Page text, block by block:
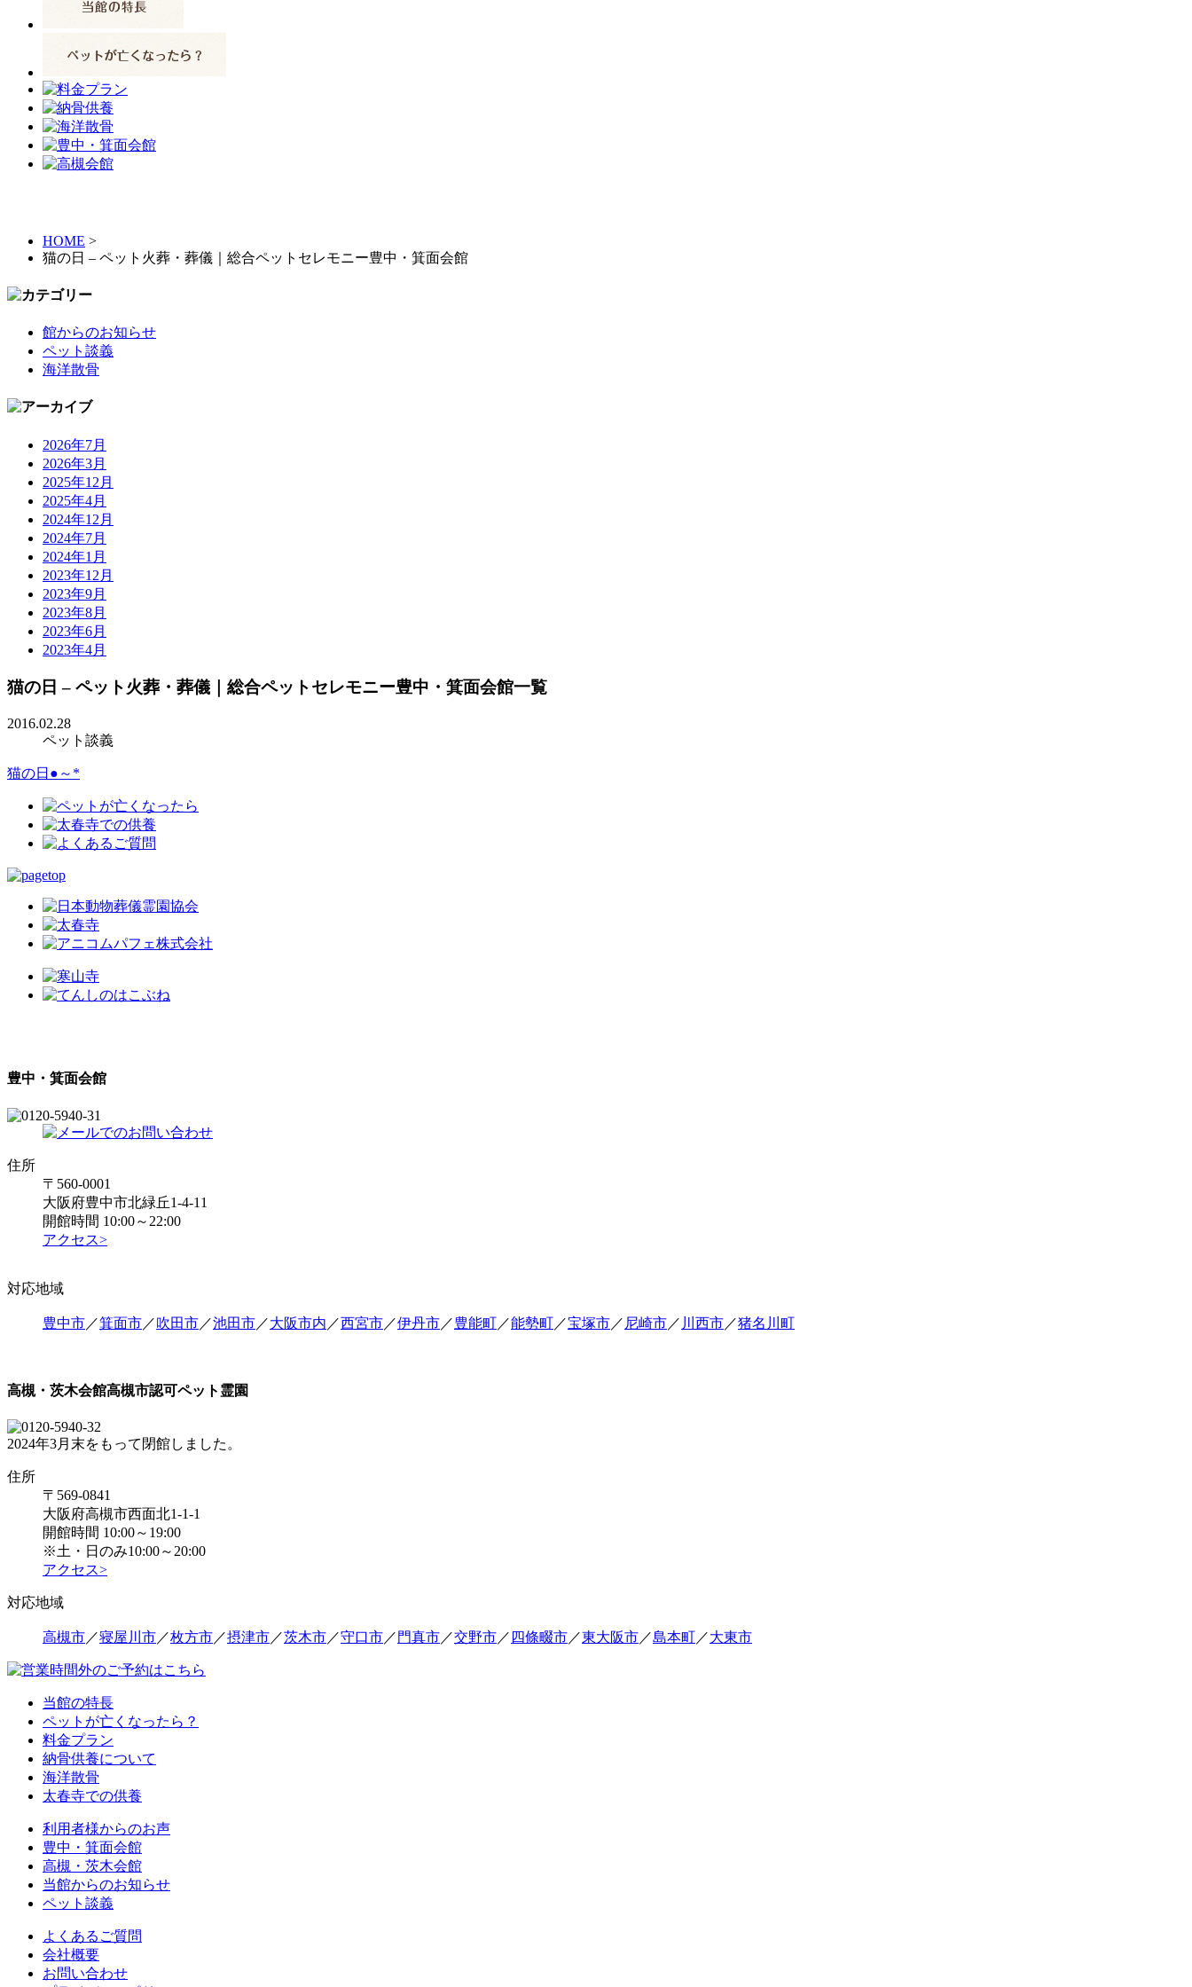
HOME >
猫の日 – ペット火葬・葬儀｜総合ペットセレモニー豊中・箕面会館
館からのお知らせ
ペット談義
海洋散骨
2026年7月
2026年3月
2025年12月
2025年4月
2024年12月
2024年7月
2024年1月
2023年12月
2023年9月
2023年8月
2023年6月
2023年4月
猫の日 – ペット火葬・葬儀｜総合ペットセレモニー豊中・箕面会館一覧
2016.02.28
ペット談義
猫の日●～*
豊中・箕面会館
住所
〒560-0001
大阪府豊中市北緑丘1-4-11
開館時間 10:00～22:00
アクセス>
対応地域
豊中市／箕面市／吹田市／池田市／大阪市内 ／西宮市／伊丹市／豊能町／能勢町／宝塚市／ 尼崎市／ 川西市／猪名川町
高槻・茨木会館高槻市認可ペット霊園
2024年3月末をもって閉館しました。
住所
〒569-0841
大阪府高槻市西面北1-1-1
開館時間 10:00～19:00
※土・日のみ10:00～20:00
アクセス>
対応地域
高槻市／寝屋川市／枚方市／摂津市／茨木市／守口市／ 門真市／交野市／ 四條畷市／東大阪市／島本町／大東市
当館の特長
ペットが亡くなったら？
料金プラン
納骨供養について
海洋散骨
太春寺での供養
利用者様からのお声
豊中・箕面会館
高槻・茨木会館
当館からのお知らせ
ペット談義
よくあるご質問
会社概要
お問い合わせ